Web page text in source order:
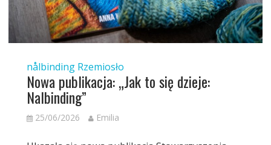
nålbinding Rzemiosło
Nowa publikacja: „Jak to się dzieje:
Nalbinding”
25/06/2026 Emilia